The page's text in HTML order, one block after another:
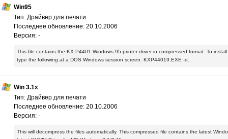
Win95
Тип: Драйвер для печати
Последнее обновление: 20.10.2006
Версия: -
This file contains the KX-P4401 Windows 95 printer driver in compressed format. To
type the following at a DOS Windows session screen: KXP44019.EXE -d.
Win 3.1x
Тип: Драйвер для печати
Последнее обновление: 20.10.2006
Версия: -
This will decompress the files automatically. This compressed file contains the latest